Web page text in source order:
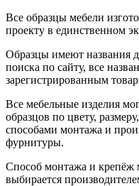
Все образцы мебели
проекту в единственном
Образцы имеют названия
поиска по сайту, все
зарегистрированным
Все мебельные изделия
образцов по цвету,
способами монтажа и
фурнитуры.
Способ монтажа и крепёж
выбирается